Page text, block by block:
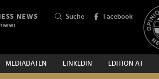
NEWS Suche Facebook
MEDIADATEN LINKEDIN EDITION AT
SUCHEN